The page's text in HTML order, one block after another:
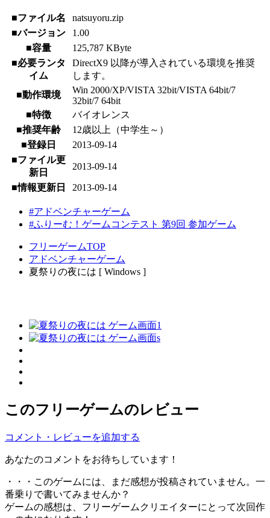
■ファイル名
natsuyoru.zip
■バージョン
1.00
■容量
125,787 KByte
■必要ランタ
イム
DirectX9 以降が導入されている環境を推奨
します。
■動作環境
Win 2000/XP/VISTA 32bit/VISTA 64bit/7
32bit/7 64bit
■特徴
バイオレンス
■推奨年齢
12歳以上（中学生～）
■登録日
2013-09-14
■ファイル更
新日
2013-09-14
■情報更新日 2013-09-14
#アドベンチャーゲーム
#ふりーむ！ゲームコンテスト 第9回 参加ゲーム
フリーゲームTOP
アドベンチャーゲーム
夏祭りの夜には [ Windows ]
このフリーゲームのレビュー
コメント・レビューを追加する
あなたのコメントをお待ちしています！
・・・このゲームには、まだ感想が投稿されていません。一
番乗りで書いてみませんか？
ゲームの感想は、フリーゲームクリエイターにとって次回作